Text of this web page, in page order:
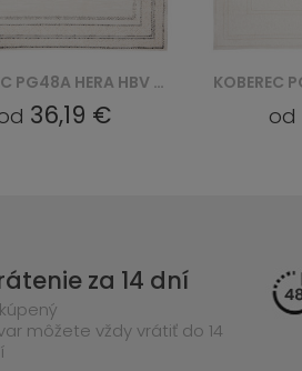
KOBEREC PC45A HERA GZU - BIAŁY
36,19 € od
za 14 dní
môžete vždy vrátiť do 14